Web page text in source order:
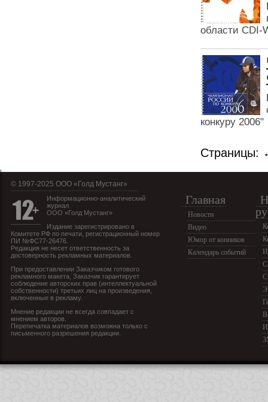
области CDI-
конкуру 2006"
Страницы:
© 1997-2025 OOO «Голд Мустанг»
Информационно-аналитический
журнал
ООО «Голд Мустанг»
Издание зарегистрировано в
Комитете РФ по печати, регистрационный номер
ПИ №ФС77-26476.
Редакция не несет ответственность за
достоверность рекламных материалов.
При предоставлении Заказчиком готового
рекламного макета, Заказчик гарантирует
соблюдение авторских прав (интеллектуальной
собственности) третьих лиц на произведения,
включенные в рекламу.
Мнение редакции не всегда совпадает с
мнением авторов.
Перепечатка материалов возможна только с
письменного разрешения редакции.
Главная
Новости
Видео
Юмор от конников
Календарь событий